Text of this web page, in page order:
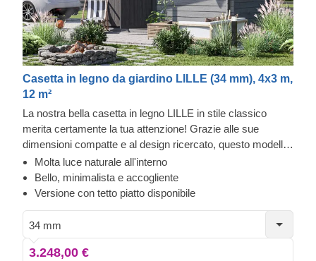
Casetta in legno da giardino LILLE (34 mm), 4x3 m,
12 m²
La nostra bella casetta in legno LILLE in stile classico
merita certamente la tua attenzione! Grazie alle sue
dimensioni compatte e al design ricercato, questo modello
attrae i clienti che apprezzano la semplicità e l'estetica
classica del legno. Questa splendida casetta può diventare
una soluzione funzionale per depositare attrezzi e
dove trascorrere momenti piacevoli.
Molta luce naturale all'interno
Bello, minimalista e accogliente
Versione con tetto piatto disponibile
34 mm
3.248,00 €